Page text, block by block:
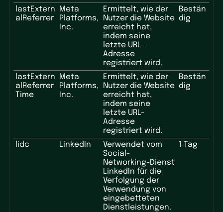
lastExtern
alReferrer
Meta
Platforms,
Inc.
Ermittelt, wie der
Nutzer die Website
erreicht hat,
indem seine
letzte URL-
Adresse
registriert wird.
Bestän
dig
lastExtern
alReferrer
Time
Meta
Platforms,
Inc.
Ermittelt, wie der
Nutzer die Website
erreicht hat,
indem seine
letzte URL-
Adresse
registriert wird.
Bestän
dig
lidc LinkedIn
Verwendet vom
Social-
Networking-Dienst
LinkedIn für die
Verfolgung der
Verwendung von
eingebetteten
Dienstleistungen.
1 Tag